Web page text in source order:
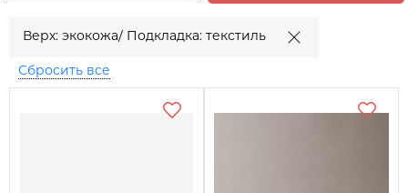
Верх: экокожа/ Подкладка: текстиль
Сбросить все